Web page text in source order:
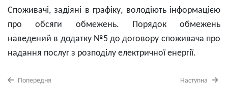
Споживачі, задіяні в графіку, володіють інформацією
про обсяги обмежень. Порядок обмежень
наведений в додатку №5 до договору споживача про
надання послуг з розподілу електричної енергії.
Попередня Наступна